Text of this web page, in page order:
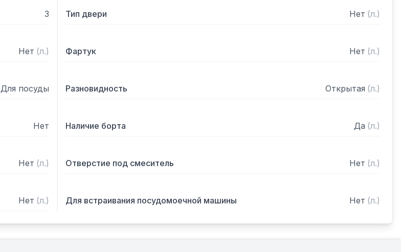
3 Тип двери Нет (л.)
Нет (л.) Фартук Нет (л.)
Для посуды Разновидность Открытая (л.)
Нет Наличие борта Да (л.)
Нет (л.) Отверстие под смеситель Нет (л.)
Нет (л.) Для встраивания посудомоечной машины Нет (л.)